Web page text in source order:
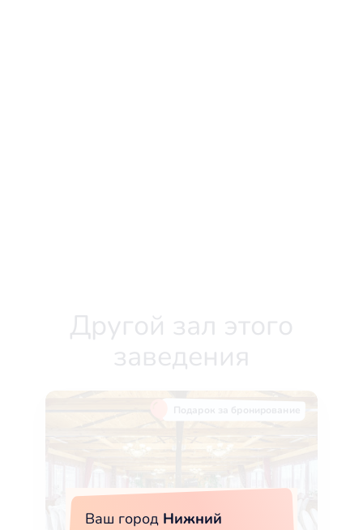
Другой зал этого
заведения
Ваш город Нижний